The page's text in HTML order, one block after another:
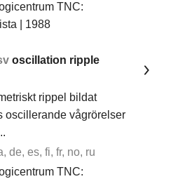
TNC:
| 1988
oscillation ripple
rippel bildat
oscillerande vågrörelser
de, es, fi, fr, no, ru
TNC: